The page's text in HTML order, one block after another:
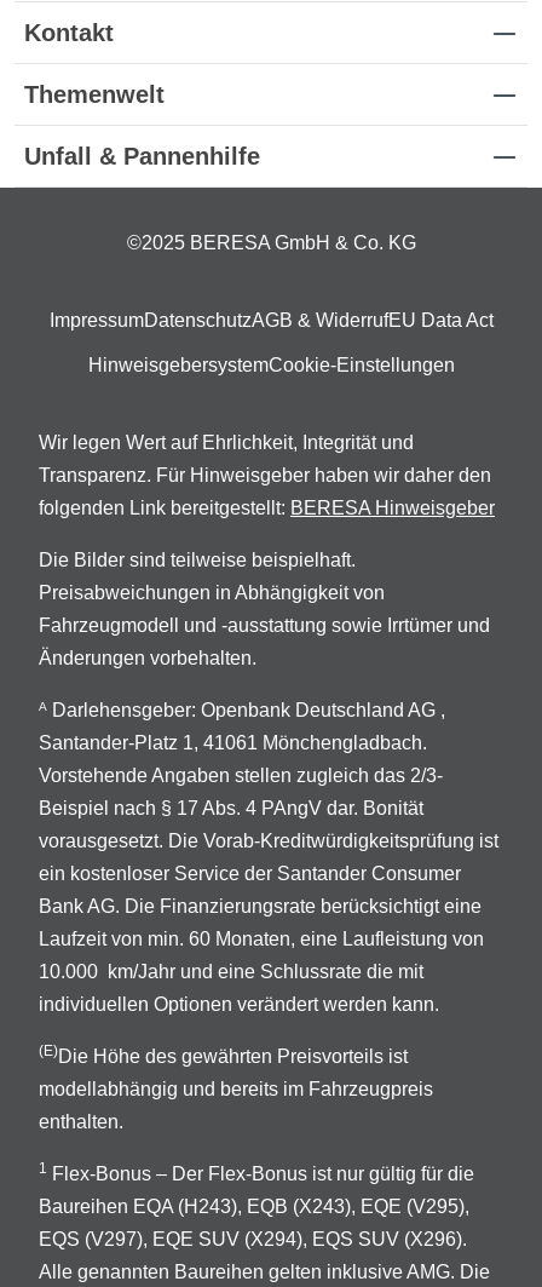
Kontakt
Themenwelt
Unfall & Pannenhilfe
©2025 BERESA GmbH & Co. KG
ImpressumDatenschutzAGB & WiderrufEU Data Act
HinweisgebersystemCookie-Einstellungen
Wir legen Wert auf Ehrlichkeit, Integrität und
Transparenz. Für Hinweisgeber haben wir daher den
folgenden Link bereitgestellt: BERESA Hinweisgeber
Die Bilder sind teilweise beispielhaft.
Preisabweichungen in Abhängigkeit von
Fahrzeugmodell und -ausstattung sowie Irrtümer und
Änderungen vorbehalten.
A
Darlehensgeber: Openbank Deutschland AG ,
Santander-Platz 1, 41061 Mönchengladbach.
Vorstehende Angaben stellen zugleich das 2/3-
Beispiel nach § 17 Abs. 4 PAngV dar. Bonität
vorausgesetzt. Die Vorab-Kreditwürdigkeitsprüfung ist
ein kostenloser Service der Santander Consumer
Bank AG. Die Finanzierungsrate berücksichtigt eine
Laufzeit von min. 60 Monaten, eine Laufleistung von
10.000 km/Jahr und eine Schlussrate die mit
individuellen Optionen verändert werden kann.
(E)Die Höhe des gewährten Preisvorteils ist
modellabhängig und bereits im Fahrzeugpreis
enthalten.
1 Flex-Bonus – Der Flex-Bonus ist nur gültig für die
Baureihen EQA (H243), EQB (X243), EQE (V295),
EQS (V297), EQE SUV (X294), EQS SUV (X296).
Alle genannten Baureihen gelten inklusive AMG. Die